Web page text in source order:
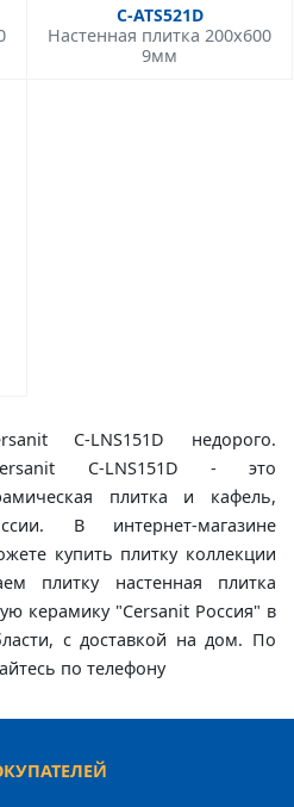
C-ATS521D
Настенная плитка 200x600
9мм
C-LNS151D недорого.
C-LNS151D - это
плитка и кафель,
В интернет-магазине
купить плитку коллекции
плитку настенная плитка
керамику "Cersanit Россия" в
с доставкой на дом. По
по телефону